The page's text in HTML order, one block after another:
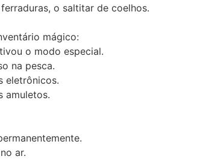
o saltitar de coelhos.
mágico:
o modo especial.
na pesca.
eletrônicos.
amuletos.
ar.